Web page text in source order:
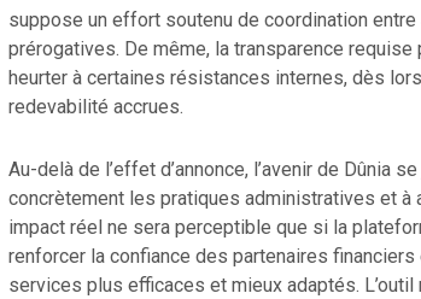
suppose un effort soutenu de coordination
prérogatives. De même, la transparence
heurter à certaines résistances internes, dès
redevabilité accrues.
Au-delà de l’effet d’annonce, l’avenir de Dûnia
concrètement les pratiques administratives et
impact réel ne sera perceptible que si la
renforcer la confiance des partenaires
services plus efficaces et mieux adaptés. L’outil